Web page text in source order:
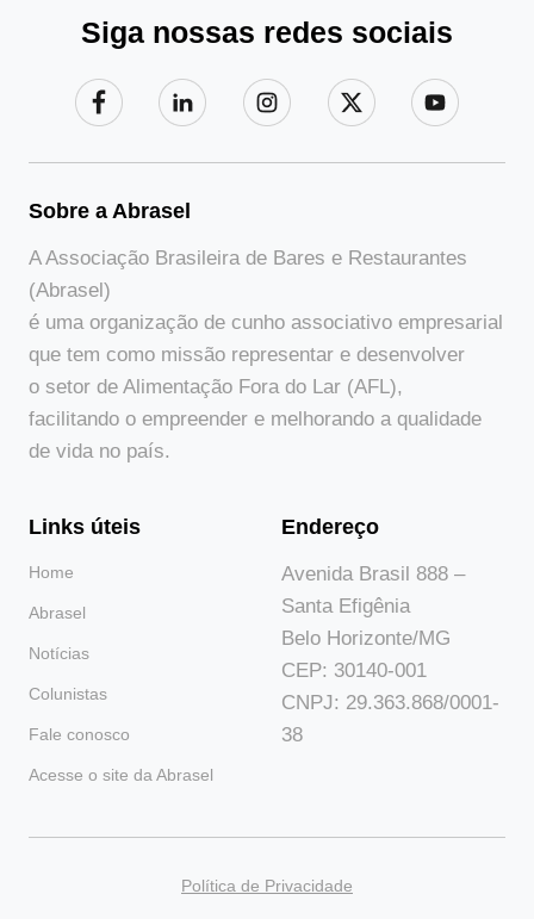
Siga nossas redes sociais
Sobre a Abrasel
A Associação Brasileira de Bares e Restaurantes
(Abrasel)
é uma organização de cunho associativo empresarial
que tem como missão representar e desenvolver
o setor de Alimentação Fora do Lar (AFL),
facilitando o empreender e melhorando a qualidade
de vida no país.
Links úteis
Home
Abrasel
Notícias
Colunistas
Fale conosco
Acesse o site da Abrasel
Endereço
Avenida Brasil 888 –
Santa Efigênia
Belo Horizonte/MG
CEP: 30140-001
CNPJ: 29.363.868/0001-
38
Política de Privacidade